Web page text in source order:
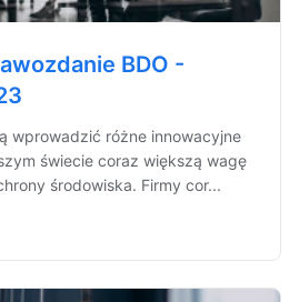
BDO -
wprowadzić różne innowacyjne
świecie coraz większą wagę
środowiska. Firmy cor...